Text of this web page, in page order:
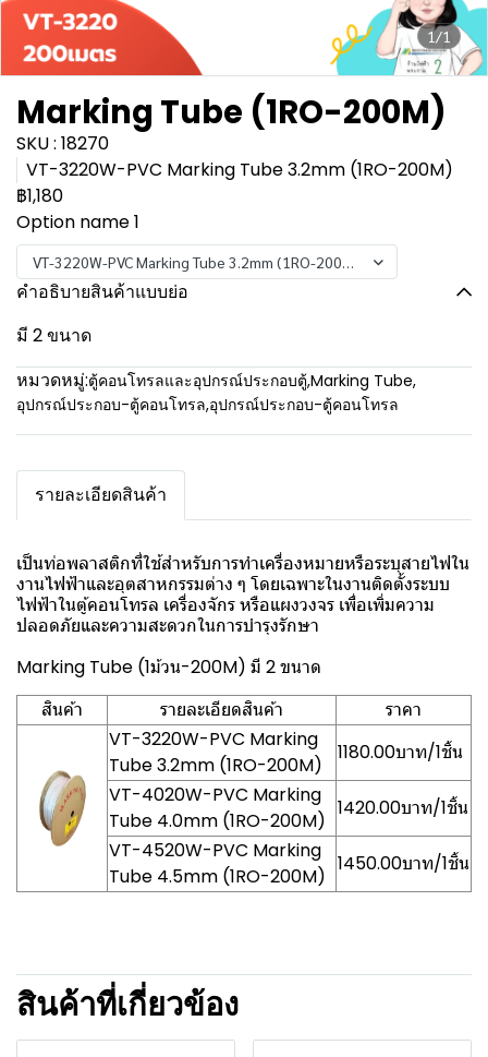
1/1
Marking Tube (1RO-200M)
SKU : 18270
VT-3220W-PVC Marking Tube 3.2mm (1RO-200M)
฿1,180
Option name 1
VT-3220W-PVC Marking Tube 3.2mm (1RO-200M)
คำอธิบายสินค้าแบบย่อ
มี 2 ขนาด
หมวดหมู่:ตู้คอนโทรลและอุปกรณ์ประกอบตู้,Marking Tube,
อุปกรณ์ประกอบ-ตู้คอนโทรล,อุปกรณ์ประกอบ-ตู้คอนโทรล
รายละเอียดสินค้า
เป็นท่อพลาสติกที่ใช้สำหรับการทำเครื่องหมายหรือระบุสายไฟใน
งานไฟฟ้าและอุตสาหกรรมต่าง ๆ โดยเฉพาะในงานติดตั้งระบบ
ไฟฟ้าในตู้คอนโทรล เครื่องจักร หรือแผงวงจร เพื่อเพิ่มความ
ปลอดภัยและความสะดวกในการบำรุงรักษา
Marking Tube (1ม้วน-200M) มี 2 ขนาด
สินค้า
รายละเอียดสินค้า
ราคา
VT-3220W-PVC Marking
Tube 3.2mm (1RO-200M)
1180.00บาท/1ชิ้น
VT-4020W-PVC Marking
Tube 4.0mm (1RO-200M)
1420.00บาท/1ชิ้น
VT-4520W-PVC Marking
Tube 4.5mm (1RO-200M)
1450.00บาท/1ชิ้น
สินค้าที่เกี่ยวข้อง